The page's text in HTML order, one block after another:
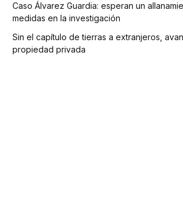
Caso Álvarez Guardia: esperan un
medidas en la investigación
Sin el capítulo de tierras a extranjeros,
propiedad privada